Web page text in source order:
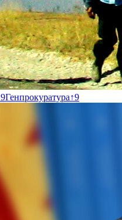
9Генпрокуратура↑9